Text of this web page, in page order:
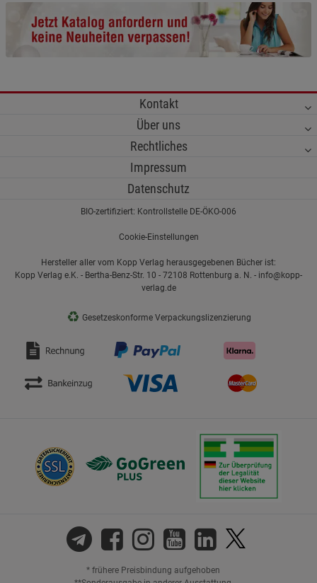
Kontakt
Über uns
Rechtliches
Impressum
Datenschutz
BIO-zertifiziert: Kontrollstelle DE-ÖKO-006
Cookie-Einstellungen
Hersteller aller vom Kopp Verlag herausgegebenen Bücher ist:
Kopp Verlag e.K. - Bertha-Benz-Str. 10 - 72108 Rottenburg a. N. - info@kopp-
verlag.de
♻ Gesetzeskonforme Verpackungslizenzierung
* frühere Preisbindung aufgehoben
Funktionale Cookies (1) Funktionale
Beschreibung Funktionale Cookies
anzeigen
Statistik Cookies (2) Statistik Cookies
Beschreibung Statistik Cookies
Cookie-Informationen
Marketing Cookies (3)
Datenschutzerklärung Impressum